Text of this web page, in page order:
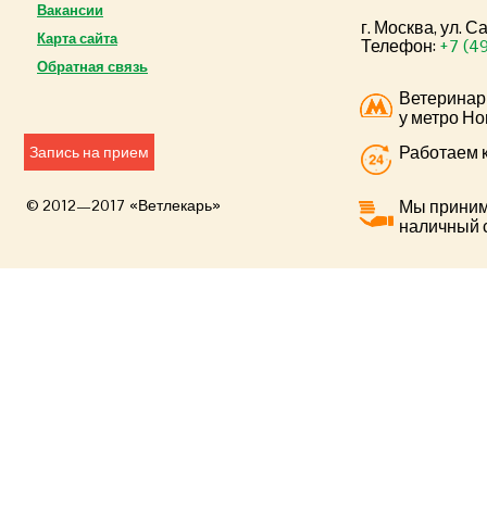
Вакансии
Карта сайта
Обратная связь
Запись на прием
© 2012—2017 «Ветлекарь»
г. Москва, ул.
Телефон:+7
у метро
Работаем
Мы
наличный